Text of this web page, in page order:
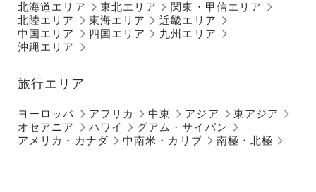
北海道エリア 東北エリア
関東・甲信エリア
北陸エリア
東海エリア
近畿エリア
中国エリア
四国エリア
九州エリア
沖縄エリア
旅行エリア
ヨーロッパ アフリカ 中東 アジア
東アジア
オセアニア
ハワイ
グアム・サイパン
アメリカ・カナダ
中南米・カリブ 南極・北極